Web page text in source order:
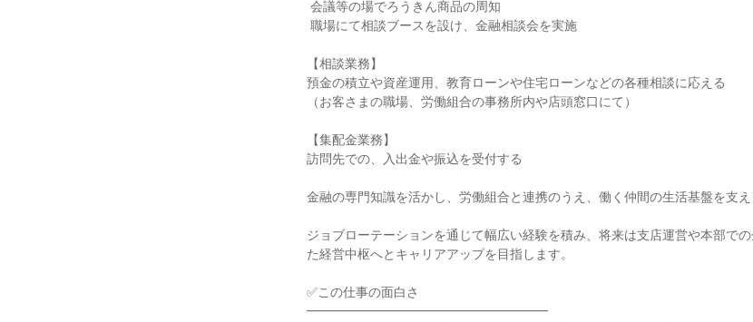
【相談業務】
預金の積立や資産運用、教育ローンや住宅ローンなどの各種相談に応える
（お客さまの職場、労働組合の事務所内や店頭窓口にて）
【集配金業務】
訪問先での、入出金や振込を受付する
金融の専門知識を活かし、労働組合と連携のうえ、働く仲間の生活基盤を支え
ジョブローテーションを通じて幅広い経験を積み、将来は支店運営や本部で
た経営中枢へとキャリアアップを目指します。
✅この仕事の面白さ
━━━━━━━━━━━━━━━━━━━